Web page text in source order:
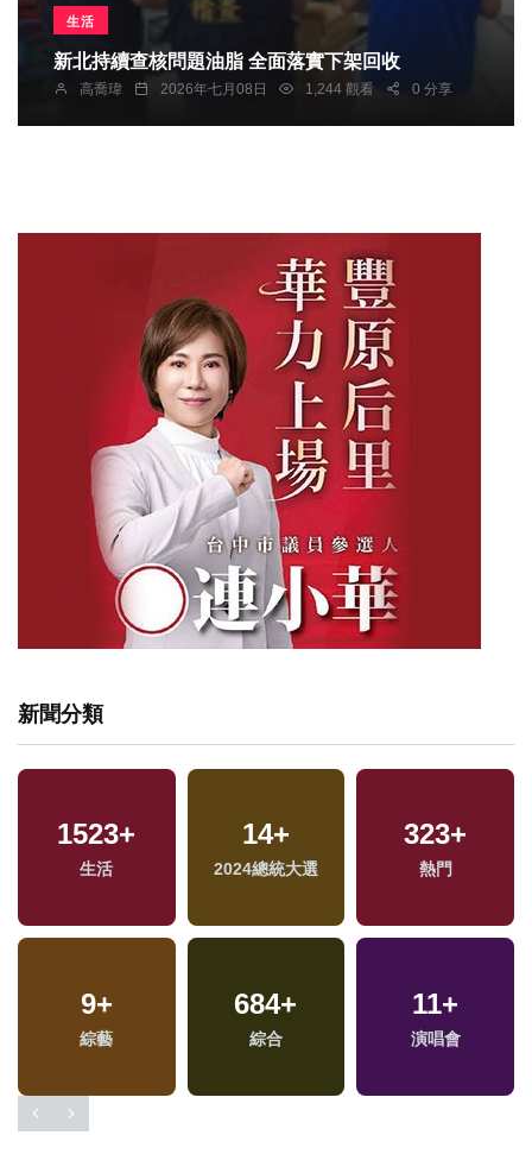
生活
新北持續查核問題油脂 全面落實下架回收
高喬瑋 2026年七月08日 1,244 觀看 0 分享
新聞分類
1523+
生活
14+
2024總統大選
323+
熱門
9+
綜藝
684+
綜合
11+
演唱會